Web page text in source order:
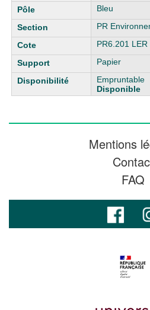
Bleu
PR
PR6.201 LER
Papier
Empruntable
Disponible
Mentions
FAQ